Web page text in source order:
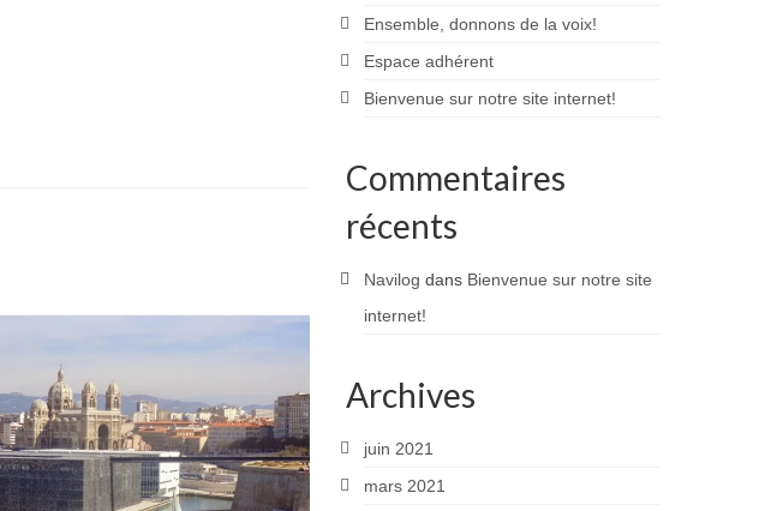
Ensemble, donnons de la voix!
Ensemble, donnons de la voix!
Espace adhérent
Bienvenue sur notre site internet!
Commentaires
récents
Navilog dans Bienvenue sur notre site
internet!
Archives
juin 2021
mars 2021